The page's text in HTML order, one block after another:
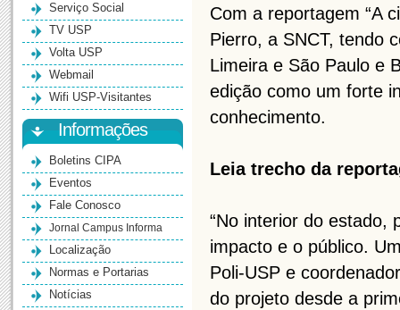
Serviço Social
TV USP
Volta USP
Webmail
Wifi USP-Visitantes
Informações
Boletins CIPA
Eventos
Fale Conosco
Jornal Campus Informa
Localização
Normas e Portarias
Notícias
Com a reportagem “A
Pierro, a SNCT, tendo
Limeira e São Paulo e
edição como um forte
conhecimento.
Leia trecho da
“No interior do estado,
impacto e o público.
Poli-USP e
do projeto desde a